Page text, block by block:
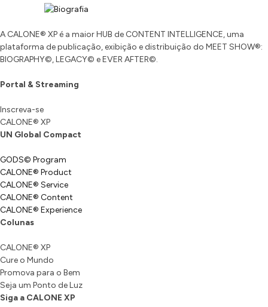
A CALONE® XP é a maior HUB de CONTENT INTELLIGENCE, uma
plataforma de publicação, exibição e distribuição do MEET SHOW®:
BIOGRAPHY©, LEGACY© e EVER AFTER©.
Portal & Streaming
Inscreva-se
CALONE® XP
UN Global Compact
GODS© Program
CALONE® Product
CALONE® Service
CALONE® Content
CALONE® Experience
Colunas
CALONE® XP
Cure o Mundo
Promova para o Bem
Seja um Ponto de Luz
Siga a CALONE XP